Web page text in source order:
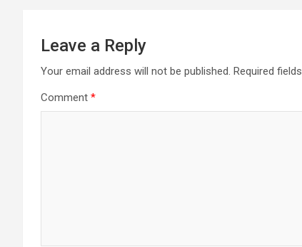
Leave a Reply
Your email address will not be published. Required
Comment *